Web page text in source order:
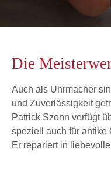
Die
Auch als Uhrmacher
und Zuverlässigkeit
Patrick Szonn verfügt
speziell auch für antike
Er repariert in